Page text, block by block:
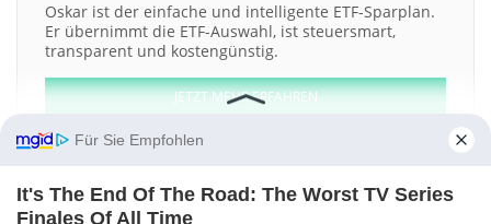
Oskar ist der einfache und intelligente ETF-Sparplan.
Er übernimmt die ETF-Auswahl, ist steuersmart,
transparent und kostengünstig.
JETZT MEHR ERFAHREN
Für Sie Empfohlen
It's The End Of The Road: The Worst TV Series
Finales Of All Time